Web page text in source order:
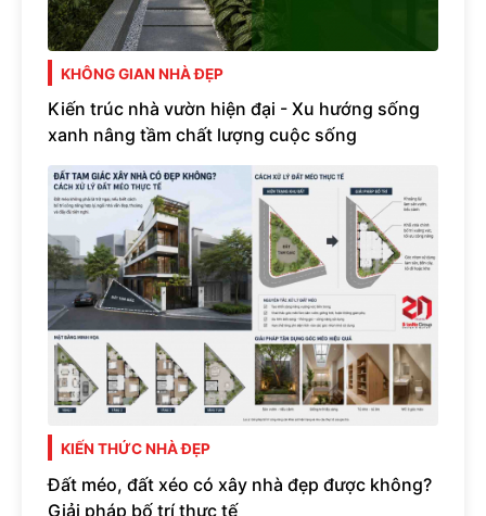
KHÔNG GIAN NHÀ ĐẸP
Kiến trúc nhà vườn hiện đại - Xu hướng sống
xanh nâng tầm chất lượng cuộc sống
KIẾN THỨC NHÀ ĐẸP
Đất méo, đất xéo có xây nhà đẹp được không?
Giải pháp bố trí thực tế